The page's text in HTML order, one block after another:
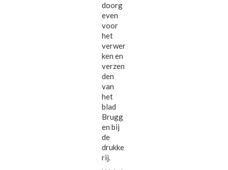
doorg
even
voor
het
verwer
ken en
verzen
den
van
het
blad
Brugg
en bij
de
drukke
rij.